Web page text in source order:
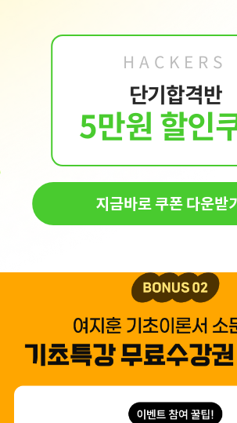
HACKERS
단기합격반
5만원 할인
지금바로 쿠폰 다운받